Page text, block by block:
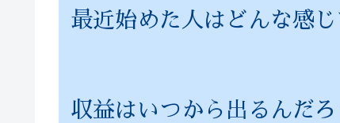
最近始めた人はどんな感
収益はいつから出るんだろ